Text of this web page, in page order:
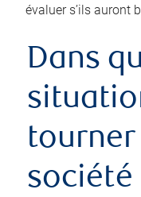
évaluer s’ils auront
Dans
tourner
société